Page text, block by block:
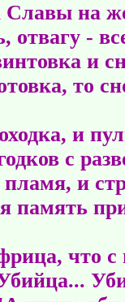
Славы на
отвагу -
и
то
и
с
пламя, и
память
что